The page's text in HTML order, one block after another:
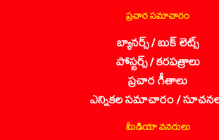
ప్రచార సమాచారం
బ్యానర్స్ / బుక్ లెట్స్
పోస్టర్స్ / కరపత్రాలు
ప్రచార గీతాలు
ఎన్నికల సమాచారం /
మీడియా వనరులు